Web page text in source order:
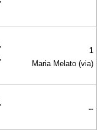
1
Maria Melato (via)
--